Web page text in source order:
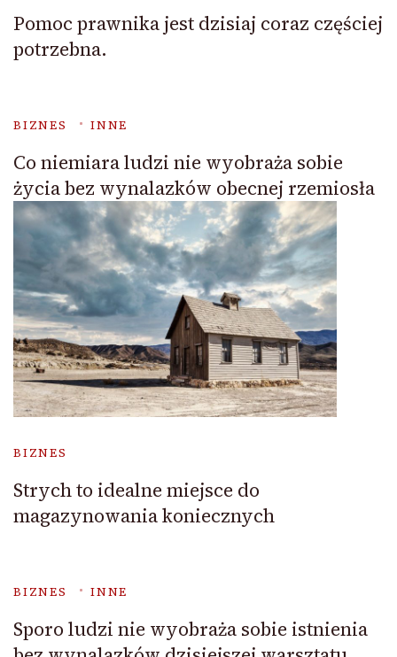
Pomoc prawnika jest dzisiaj coraz częściej
potrzebna.
BIZNES INNE
Co niemiara ludzi nie wyobraża sobie
życia bez wynalazków obecnej rzemiosła
BIZNES
Strych to idealne miejsce do
magazynowania koniecznych
BIZNES INNE
Sporo ludzi nie wyobraża sobie istnienia